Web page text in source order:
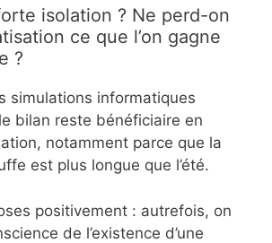
isolation ? Ne perd-on
ce que l’on gagne
?
simulations informatiques
bilan reste bénéficiaire en
notamment parce que la
est plus longue que l’été.
positivement : autrefois, on
de l’existence d’une